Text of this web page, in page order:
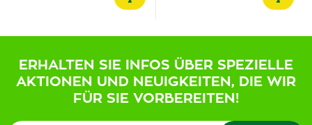
ERHALTEN SIE INFOS ÜBER SPEZIELLE
AKTIONEN UND NEUIGKEITEN, DIE WIR
FÜR SIE VORBEREITEN!